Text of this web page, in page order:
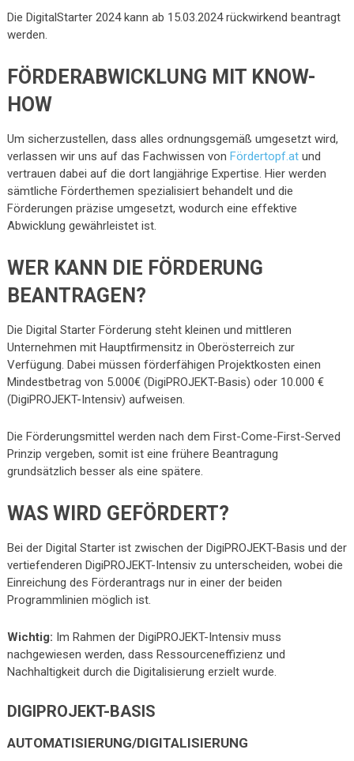
Die DigitalStarter 2024 kann ab 15.03.2024 rückwirkend beantragt
werden.
FÖRDERABWICKLUNG MIT KNOW-
HOW
Um sicherzustellen, dass alles ordnungsgemäß umgesetzt wird,
verlassen wir uns auf das Fachwissen von Fördertopf.atund
vertrauen dabei auf die dort langjährige Expertise. Hier werden
sämtliche Förderthemen spezialisiert behandelt und die
Förderungen präzise umgesetzt, wodurch eine effektive
Abwicklung gewährleistet ist.
WER KANN DIE FÖRDERUNG
BEANTRAGEN?
Die Digital Starter Förderung steht kleinen und mittleren
Unternehmen mit Hauptfirmensitz in Oberösterreich zur
Verfügung. Dabei müssen förderfähigen Projektkosten einen
Mindestbetrag von 5.000€ (DigiPROJEKT-Basis) oder 10.000 €
(DigiPROJEKT-Intensiv) aufweisen.
Die Förderungsmittel werden nach dem First-Come-First-Served
Prinzip vergeben, somit ist eine frühere Beantragung
grundsätzlich besser als eine spätere.
WAS WIRD GEFÖRDERT?
Bei der Digital Starter ist zwischen der DigiPROJEKT-Basis und der
vertiefenderen DigiPROJEKT-Intensiv zu unterscheiden, wobei die
Einreichung des Förderantrags nur in einer der beiden
Programmlinien möglich ist.
Wichtig: Im Rahmen der DigiPROJEKT-Intensiv muss
nachgewiesen werden, dass Ressourceneffizienz und
Nachhaltigkeit durch die Digitalisierung erzielt wurde.
DIGIPROJEKT-BASIS
AUTOMATISIERUNG/DIGITALISIERUNG